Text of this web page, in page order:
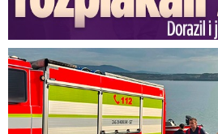
Svědci o tragédii na jezeře Most: Byl